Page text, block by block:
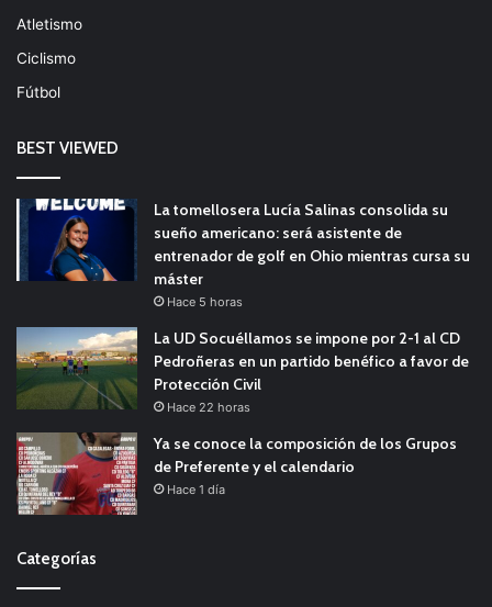
Atletismo
Ciclismo
Fútbol
BEST VIEWED
La tomellosera Lucía Salinas consolida su
sueño americano: será asistente de
entrenador de golf en Ohio mientras cursa su
máster
Hace 5 horas
La UD Socuéllamos se impone por 2-1 al CD
Pedroñeras en un partido benéfico a favor de
Protección Civil
Hace 22 horas
Ya se conoce la composición de los Grupos
de Preferente y el calendario
Hace 1 día
Categorías